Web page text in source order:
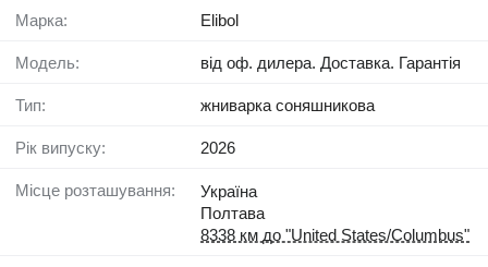
Марка: Elibol
Модель: від оф. дилера. Доставка. Гарантія
Тип: жниварка соняшникова
Рік випуску: 2026
Місце розташування:
Україна
Полтава
8338 км до "United States/Columbus"